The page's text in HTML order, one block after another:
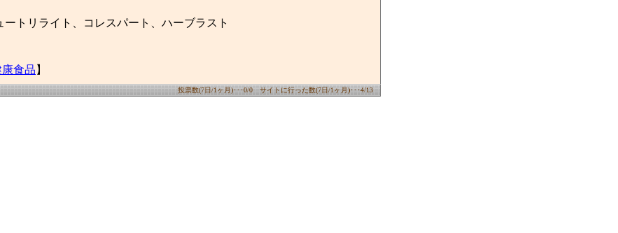
ートリライト、コレスパート、ハーブラスト
食品 】
投票数(7日/1ヶ月)･･･0/0 サイトに行った数(7日/1ヶ月)･･･4/13